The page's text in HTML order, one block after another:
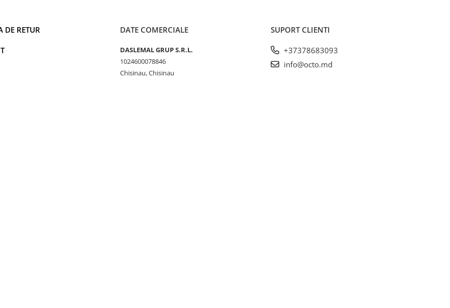
DE RETUR DATE COMERCIALE
DASLEMAL GRUP S.R.L.
1024600078846
Chisinau, Chisinau
SUPORT CLIENTI
+37378683093
info@octo.md